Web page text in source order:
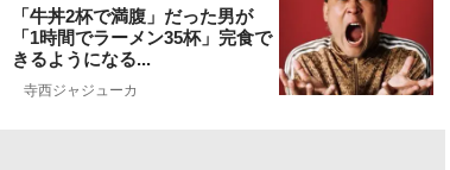
「牛丼2杯で満腹」だった男が
「1時間でラーメン35杯」完食で
きるようになる...
寺西ジャジューカ